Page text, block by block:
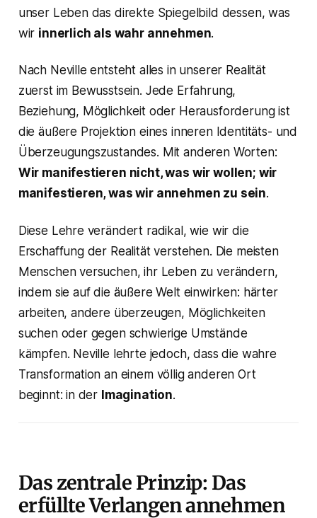
unser Leben das direkte Spiegelbild dessen, was
wir innerlich als wahr annehmen.
Nach Neville entsteht alles in unserer Realität
zuerst im Bewusstsein. Jede Erfahrung,
Beziehung, Möglichkeit oder Herausforderung ist
die äußere Projektion eines inneren Identitäts- und
Überzeugungszustandes. Mit anderen Worten:
Wir manifestieren nicht, was wir wollen; wir
manifestieren, was wir annehmen zu sein.
Diese Lehre verändert radikal, wie wir die
Erschaffung der Realität verstehen. Die meisten
Menschen versuchen, ihr Leben zu verändern,
indem sie auf die äußere Welt einwirken: härter
arbeiten, andere überzeugen, Möglichkeiten
suchen oder gegen schwierige Umstände
kämpfen. Neville lehrte jedoch, dass die wahre
Transformation an einem völlig anderen Ort
beginnt: in der Imagination.
Das zentrale Prinzip: Das
erfüllte Verlangen annehmen